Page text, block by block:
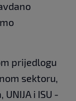
prijedlogu
sektoru,
UNIJA i ISU -